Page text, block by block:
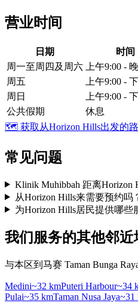
营业时间
日期
时间
周一至周四及周六
上午9:00 -
周五
上午9:00 -
周日
上午9:00 -
公共假期
休息
🗺️ 获取从Horizon Hills出发的
常见问题
Klinik Muhibbah 距离Horizon
从Horizon Hills来需要预约吗
为Horizon Hills居民提供哪些
我们服务的其他邻近
与本区到马赛 Taman Bunga
Medini~32 kmPuteri Harbour~34
Pulai~35 kmTaman Nusa Jaya~31